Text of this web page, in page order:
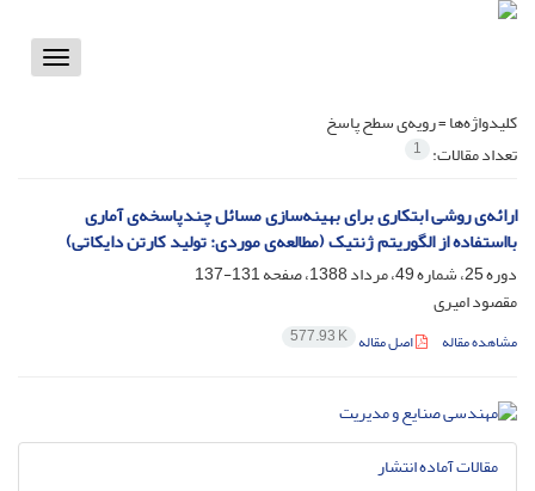
Toggle
کلیدواژه‌ها =رویه‌ی سطح پاسخ
تعداد مقالات: 1
ارائه‌ی روشی ابتکاری برای بهینه‌سازی مسائل چندپاسخه‌ی آماری
بااستفاده از الگوریتم ژنتیک (مطالعه‌ی موردی: تولید کارتن دایکاتی)
دوره 25، شماره 49، مرداد 1388، صفحه
131-137
مقصود امیری
مشاهده مقاله اصل مقاله 577.93 K
مقالات آماده انتشار